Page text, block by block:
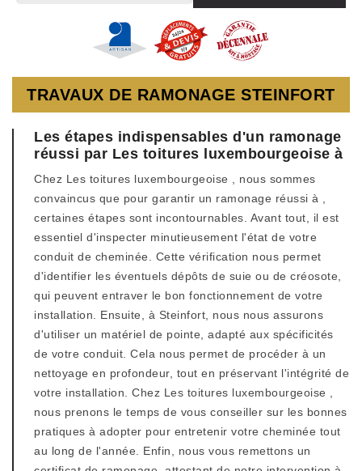
TRAVAUX DE RAMONAGE STEINFORT
Les étapes indispensables d'un ramonage
réussi par Les toitures luxembourgeoise à
Chez Les toitures luxembourgeoise , nous sommes
convaincus que pour garantir un ramonage réussi à ,
certaines étapes sont incontournables. Avant tout, il est
essentiel d'inspecter minutieusement l'état de votre
conduit de cheminée. Cette vérification nous permet
d'identifier les éventuels dépôts de suie ou de créosote,
qui peuvent entraver le bon fonctionnement de votre
installation. Ensuite, à Steinfort, nous nous assurons
d'utiliser un matériel de pointe, adapté aux spécificités
de votre conduit. Cela nous permet de procéder à un
nettoyage en profondeur, tout en préservant l'intégrité de
votre installation. Chez Les toitures luxembourgeoise ,
nous prenons le temps de vous conseiller sur les bonnes
pratiques à adopter pour entretenir votre cheminée tout
au long de l'année. Enfin, nous vous remettons un